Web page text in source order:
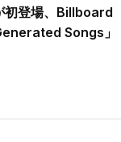
初登場、Billboard
Songs」